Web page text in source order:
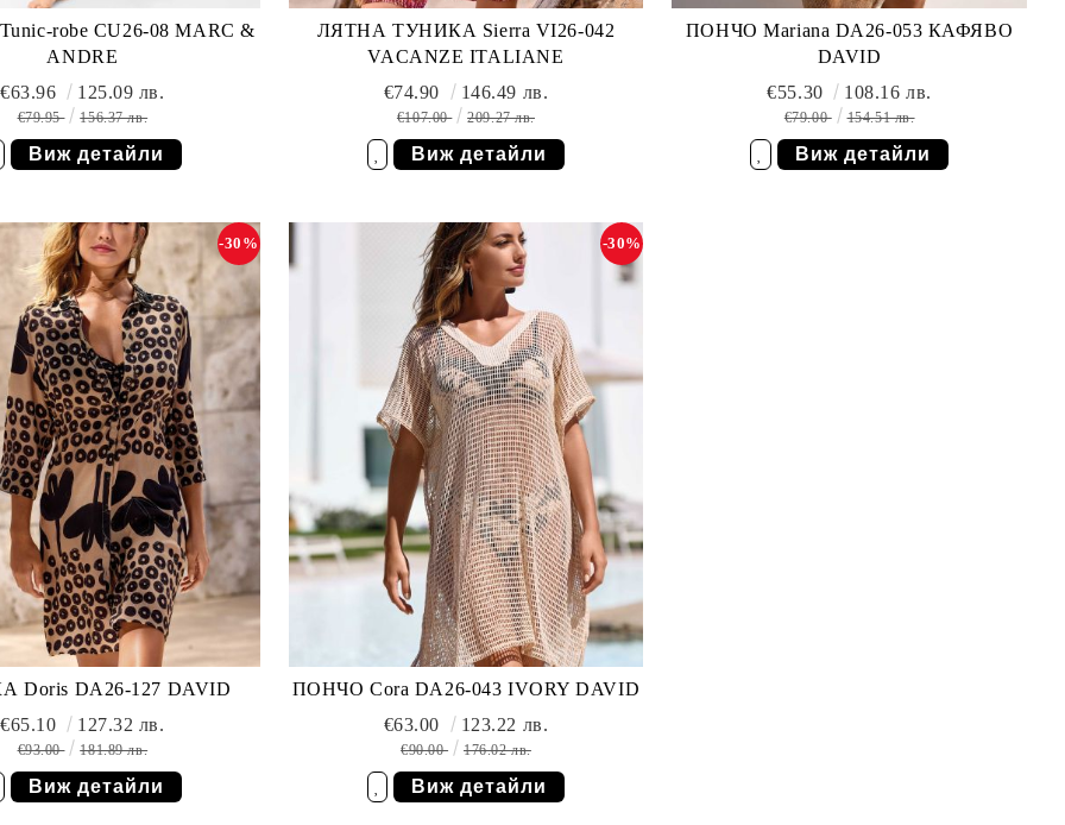
robe CU26-08 MARC &
ANDRE
€63.96 125.09 лв.
€79.95 156.37 лв.
Виж детайли
ЛЯТНА ТУНИКА Sierra VI26-042
VACANZE ITALIANE
€74.90 146.49 лв.
€107.00 209.27 лв.
Виж детайли
ПОНЧО Mariana DA26-053 КАФЯВО
DAVID
€55.30 108.16 лв.
€79.00 154.51 лв.
Виж детайли
Doris DA26-127 DAVID
-30%
€65.10 127.32 лв.
€93.00 181.89 лв.
Виж детайли
ПОНЧО Cora DA26-043 IVORY DAVID
-30%
€63.00 123.22 лв.
€90.00 176.02 лв.
Виж детайли